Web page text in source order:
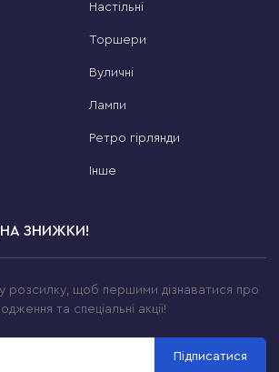
Настільні
Торшери
Вуличні
Лампи
Ретро гірлянди
Інше
ЗНИЖКИ!
розсилку, щоб першими дізнаватися про
та спеціальні акції!
Підписатися